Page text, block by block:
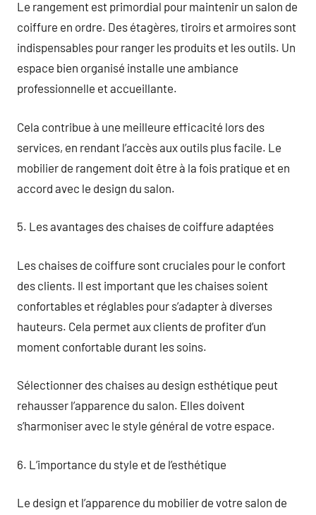
Le rangement est primordial pour maintenir un salon de
coiffure en ordre. Des étagères, tiroirs et armoires sont
indispensables pour ranger les produits et les outils. Un
espace bien organisé installe une ambiance
professionnelle et accueillante.
Cela contribue à une meilleure efficacité lors des
services, en rendant l’accès aux outils plus facile. Le
mobilier de rangement doit être à la fois pratique et en
accord avec le design du salon.
5. Les avantages des chaises de coiffure adaptées
Les chaises de coiffure sont cruciales pour le confort
des clients. Il est important que les chaises soient
confortables et réglables pour s’adapter à diverses
hauteurs. Cela permet aux clients de profiter d’un
moment confortable durant les soins.
Sélectionner des chaises au design esthétique peut
rehausser l’apparence du salon. Elles doivent
s’harmoniser avec le style général de votre espace.
6. L’importance du style et de l’esthétique
Le design et l’apparence du mobilier de votre salon de